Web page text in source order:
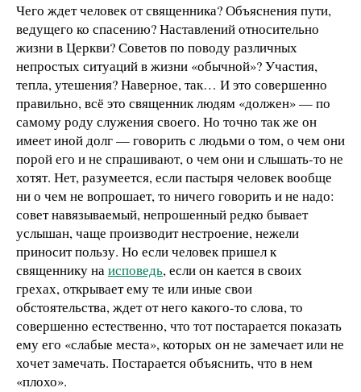
Чего ждет человек от священника? Объяснения пути,
ведущего ко спасению? Наставлений относительно
жизни в Церкви? Советов по поводу различных
непростых ситуаций в жизни «обычной»? Участия,
тепла, утешения? Наверное, так… И это совершенно
правильно, всё это священник людям «должен» — по
самому роду служения своего. Но точно так же он
имеет иной долг — говорить с людьми о том, о чем они
порой его и не спрашивают, о чем они и слышать-то не
хотят. Нет, разумеется, если пастыря человек вообще
ни о чем не вопрошает, то ничего говорить и не надо:
совет навязываемый, непрошенный редко бывает
услышан, чаще производит нестроение, нежели
приносит пользу. Но если человек пришел к
священнику наисповедь, если он кается в своих
грехах, открывает ему те или иные свои
обстоятельства, ждет от него какого-то слова, то
совершенно естественно, что тот постарается показать
ему его «слабые места», которых он не замечает или не
хочет замечать. Постарается объяснить, что в нем
«плохо».